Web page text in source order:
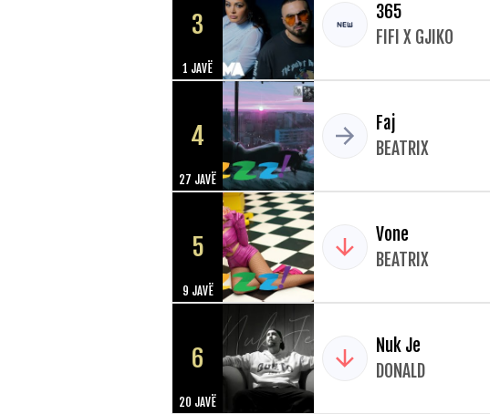
3
1 JAVË
365
FIFI X GJIKO
4
27 JAVË
Faj
BEATRIX
5
9 JAVË
Vone
BEATRIX
6
20 JAVË
Nuk Je
DONALD